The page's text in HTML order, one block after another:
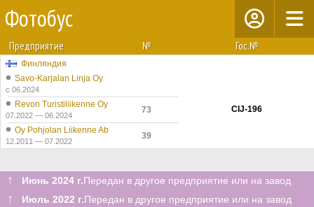
Фотобус
Предприятие № Гос.№
Финляндия
Savo-Karjalan Linja Oy
с 06.2024
CIJ-196
Revon Turistiliikenne Oy
07.2022 — 06.2024
73
Oy Pohjolan Liikenne Ab
12.2011 — 07.2022
39
↑ Июнь 2024 г.Передан в другое предприятие или на завод
↑ Июль 2022 г.Передан в другое предприятие или на завод